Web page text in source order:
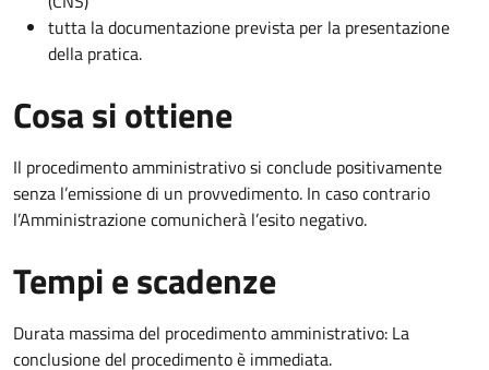
tutta la documentazione prevista per la presentazione
della pratica.
Cosa si ottiene
Il procedimento amministrativo si conclude positivamente
senza l’emissione di un provvedimento. In caso contrario
l’Amministrazione comunicherà l’esito negativo.
Tempi e scadenze
Durata massima del procedimento amministrativo: La
conclusione del procedimento è immediata.